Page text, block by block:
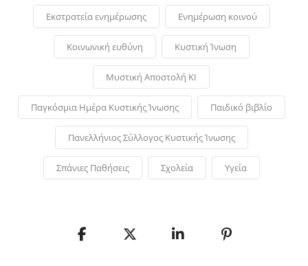
Εκστρατεία ενημέρωσης Ενημέρωση κοινού
Κοινωνική ευθύνη Κυστική Ίνωση
Μυστική Αποστολή ΚΙ
Παγκόσμια Ημέρα Κυστικής Ίνωσης Παιδικό βιβλίο
Πανελλήνιος Σύλλογος Κυστικής Ίνωσης
Σπάνιες Παθήσεις Σχολεία Υγεία